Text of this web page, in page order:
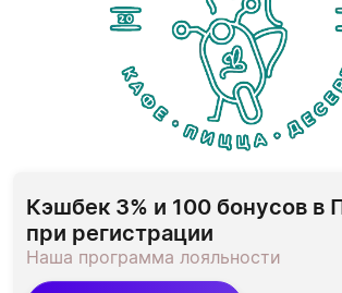
Кэшбек 3% и 100 бонусов
при регистрации
Наша программа лояльности